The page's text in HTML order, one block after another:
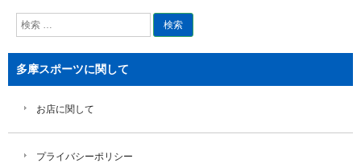
検
索
多摩スポーツに関して
お店に関して
プライバシーポリシー